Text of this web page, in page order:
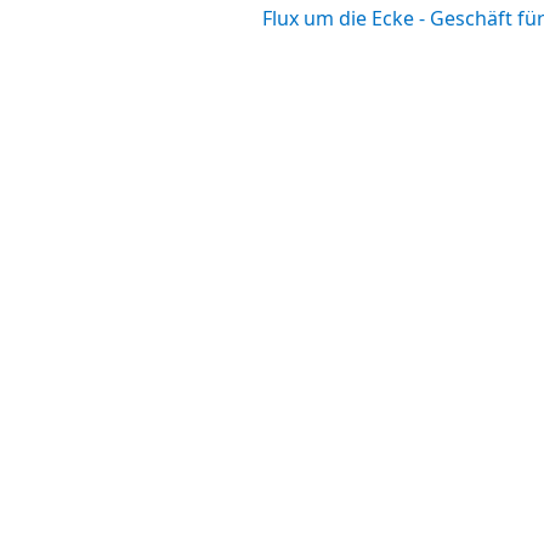
Flux um die Ecke - Geschäft